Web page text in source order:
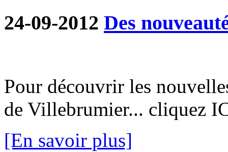
24-09-2012 Des
Pour découvrir les
de Villebrumier... cliquez
[En savoir plus]